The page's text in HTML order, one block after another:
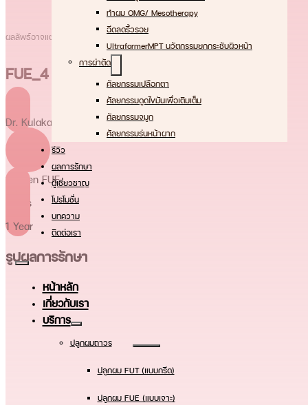
ทําผม OMG/ Mesotherapy
ฉีดลดริ้วรอย
UltraformerMPT นวัตกรรมยกกระชับผิวหน้า
การผ่าตัด
ศัลยกรรมเปลือกตา
ศัลยกรรมดูดไขมันเพื่อเติมเต็ม
ศัลยกรรมจมูก
ศัลยกรรมร่นหน้าผาก
รีวิว
ผลการรักษา
ผู้เชี่ยวชาญ
โปรโมชั่น
บทความ
ติดต่อเรา
หน้าหลัก
เกี่ยวกับเรา
บริการ
ปลูกผมถาวร
ปลูกผม FUT (แบบกรีด)
ปลูกผม FUE (แบบเจาะ)
ผลลัพธ์อาจแตกต่างในแต่ละบุคคล The result may vary among individual
FUE_4
Dr. Kulakarn Amonpattana (Karen)
Shaven FUE
grafts
1 Year
รูปผลการรักษา